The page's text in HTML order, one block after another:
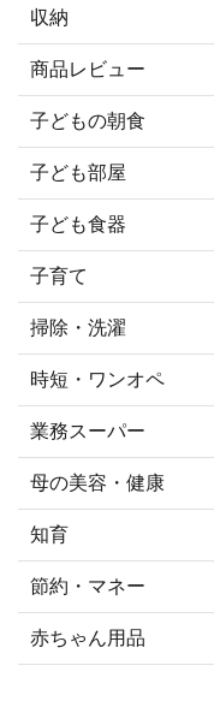
収納
商品レビュー
子どもの朝食
子ども部屋
子ども食器
子育て
掃除・洗濯
時短・ワンオペ
業務スーパー
母の美容・健康
知育
節約・マネー
赤ちゃん用品